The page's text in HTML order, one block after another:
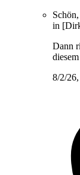
in
Dann
8/2/